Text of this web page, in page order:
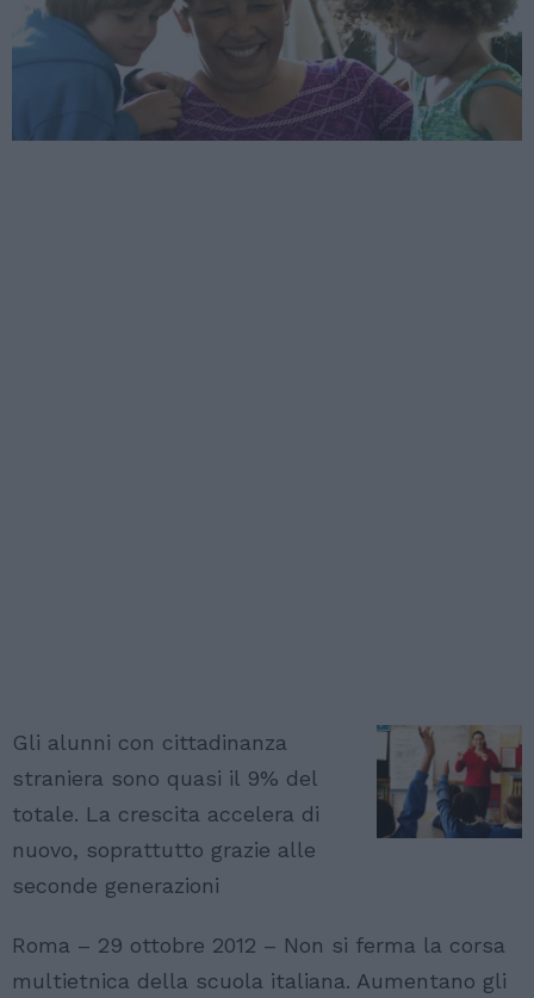
Gli alunni con cittadinanza
straniera sono quasi il 9% del
totale. La crescita accelera di
nuovo, soprattutto grazie alle
seconde generazioni
Roma – 29 ottobre 2012 – Non si ferma la corsa
multietnica della scuola italiana. Aumentano gli